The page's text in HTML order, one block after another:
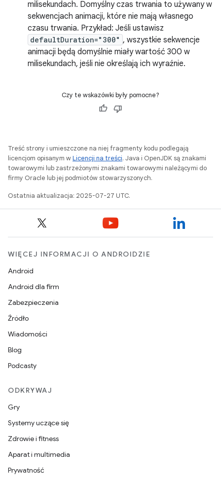
milisekundach. Domyślny czas trwania to używany w
sekwencjach animacji, które nie mają własnego
czasu trwania. Przykład: Jeśli ustawisz
defaultDuration="300" , wszystkie sekwencje
animacji będą domyślnie miały wartość 300 w
milisekundach, jeśli nie określają ich wyraźnie.
Czy te wskazówki były pomocne?
Treść strony i umieszczone na niej fragmenty kodu podlegają
licencjom opisanym wLicencji na treści. Java i OpenJDK są znakami
towarowymi lub zastrzeżonymi znakami towarowymi należącymi do
firmy Oracle lub jej podmiotów stowarzyszonych.
Ostatnia aktualizacja: 2025-07-27 UTC.
WIĘCEJ INFORMACJI O ANDROIDZIE
Android
Android dla firm
Zabezpieczenia
Źródło
Wiadomości
Blog
Podcasty
ODKRYWAJ
Gry
Systemy uczące się
Zdrowie i fitness
Aparat i multimedia
Prywatność